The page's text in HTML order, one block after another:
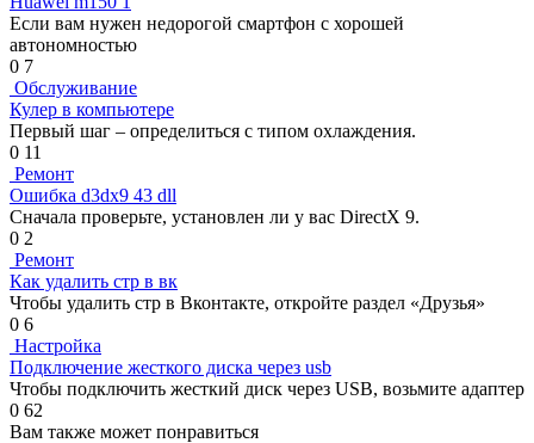
Если вам нужен недорогой смартфон с хорошей
автономностью
0 7
Обслуживание
Кулер в компьютере
Первый шаг – определиться с типом охлаждения.
0 11
Ремонт
Ошибка d3dx9 43 dll
Сначала проверьте, установлен ли у вас DirectX 9.
0 2
Ремонт
Как удалить стр в вк
Чтобы удалить стр в Вконтакте, откройте раздел «Друзья»
0 6
Настройка
Подключение жесткого диска через usb
Чтобы подключить жесткий диск через USB, возьмите адаптер
0 62
Вам также может понравиться